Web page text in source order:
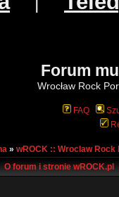
Forum
Wrocław Rock
FAQ
» wROCK :: Wroclaw Rock
O forum i stronie wROCK.pl